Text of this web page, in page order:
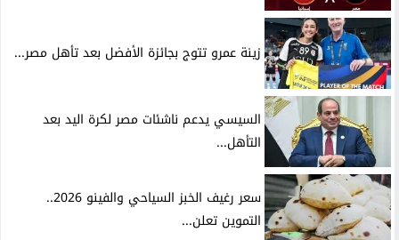
زينة عمرو تتوج بجائزة الأفضل بعد تأهل مصر...
السيسي يدعم ناشئات مصر لكرة اليد بعد
التأهل...
سعر رغيف الخبز السياحي والفينو 2026..
التموين تعلن...